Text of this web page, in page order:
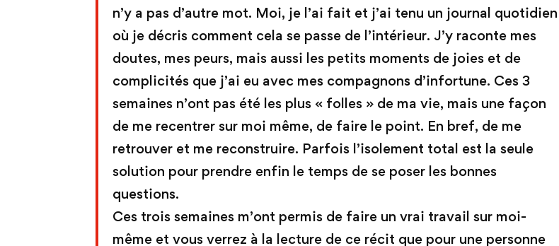
n’y a pas d’autre mot. Moi, je l’ai fait et j’ai tenu un journal quotidien
où je décris comment cela se passe de l’intérieur. J’y raconte mes
doutes, mes peurs, mais aussi les petits moments de joies et de
complicités que j’ai eu avec mes compagnons d’infortune. Ces 3
semaines n’ont pas été les plus « folles » de ma vie, mais une façon
de me recentrer sur moi même, de faire le point. En bref, de me
retrouver et me reconstruire. Parfois l’isolement total est la seule
solution pour prendre enfin le temps de se poser les bonnes
questions.
Ces trois semaines m’ont permis de faire un vrai travail sur moi-
même et vous verrez à la lecture de ce récit que pour une personne